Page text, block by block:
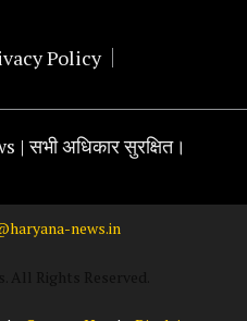
Policy
सभी अधिकार सुरक्षित।
news.in